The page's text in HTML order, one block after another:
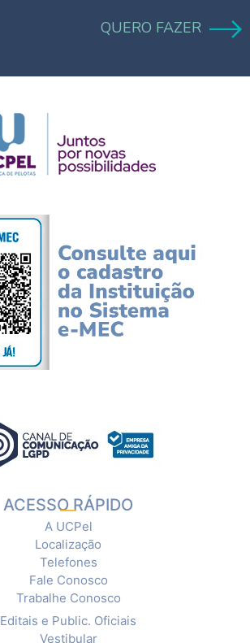
QUERO FAZER
ACESSO RÁPIDO
A UCPel
Localização
Telefones
Fale Conosco
Trabalhe Conosco
Editais e Public. Oficiais
Vestibular